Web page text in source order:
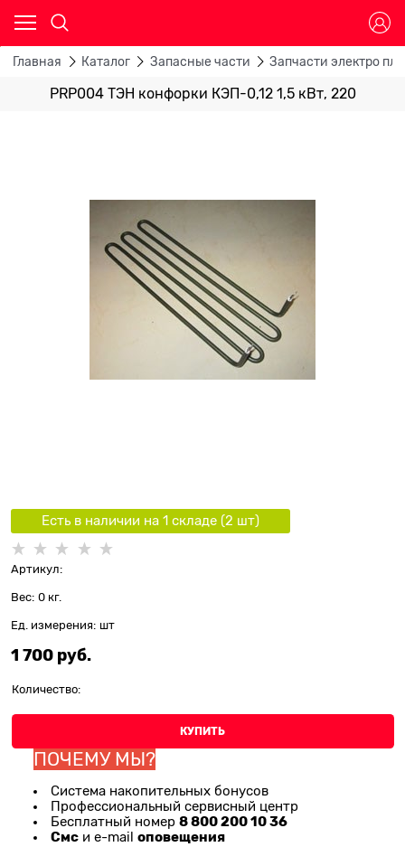
Главная Каталог Запасные части Запчасти электро
PRP004 ТЭН конфорки КЭП-0,12 1,5 кВт, 220
Есть в наличии на 1 складe (2 шт)
Артикул:
Вес: 0 кг.
Ед. измерения: шт
1 700 руб.
Количество:
КУПИТЬ
ПОЧЕМУ МЫ?
Система накопительных бонусов
Профессиональный сервисный центр
Бесплатный номер 8 800 200 10 36
Смс и e-mail оповещения